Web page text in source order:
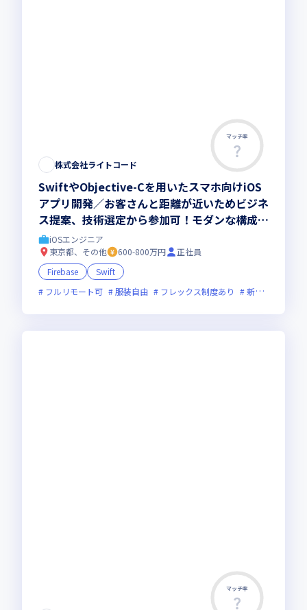
マッチ率
株式会社ライトコード
SwiftやObjective-Cを用いたスマホ向けiOS
アプリ開発／お客さんと距離が近いためビジネ
ス提案、技術選定から参加可！モダンな構成に
挑戦できる環境あり／フルリモート・フルフレ
ックスでライフワークバランス良し
iOSエンジニア
東京都、その他
600-800万円
正社員
Firebase
Swift
フルリモート可
服装自由 フレックス制度あり 新技術に積極的
マッチ率